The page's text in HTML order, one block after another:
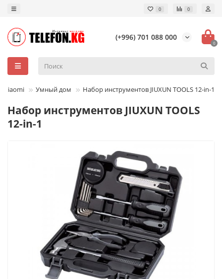
0 0
(+996) 701 088 000
0
Xiaomi Умный дом Набор инструментов JIUXUN TOOLS 12-in-1
Набор инструментов JIUXUN TOOLS
12-in-1